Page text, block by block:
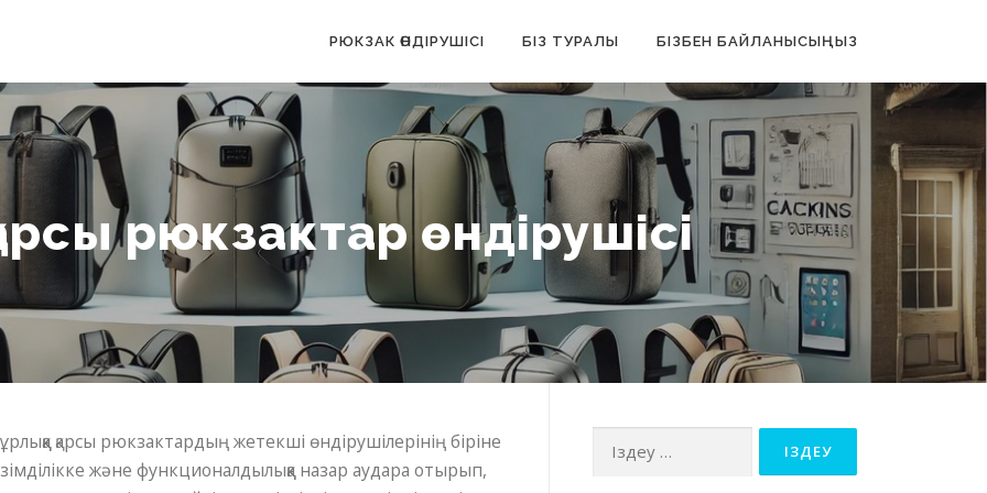
РЮКЗАК ӨНДІРУШІСІ БІЗ ТУРАЛЫ БІЗБЕН БАЙЛАНЫСЫҢЫЗ
рюкзактар ​​өндірушісі
қарсы рюкзактардың жетекші өндірушілерінің біріне
және функционалдылыққа назар аудара отырып,
Іздеу: